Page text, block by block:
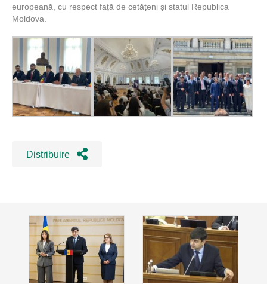
europeană, cu respect față de cetățeni și statul Republica
Moldova.
Distribuire